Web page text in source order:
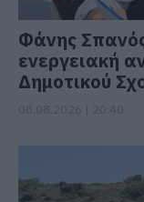
Φάνης
ενεργειακή
Δημοτικού